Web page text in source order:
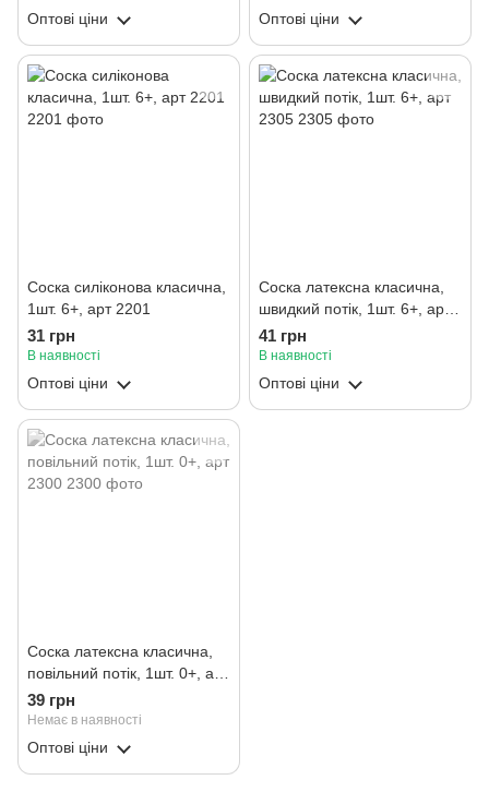
Оптові ціни Оптові ціни
Соска силіконова класична,
1шт. 6+, арт 2201
31 грн
В наявності
Оптові ціни
Соска латексна класична,
швидкий потік, 1шт. 6+, арт
2305
41 грн
В наявності
Оптові ціни
Соска латексна класична,
повільний потік, 1шт. 0+, арт
2300
39 грн
Немає в наявності
Оптові ціни